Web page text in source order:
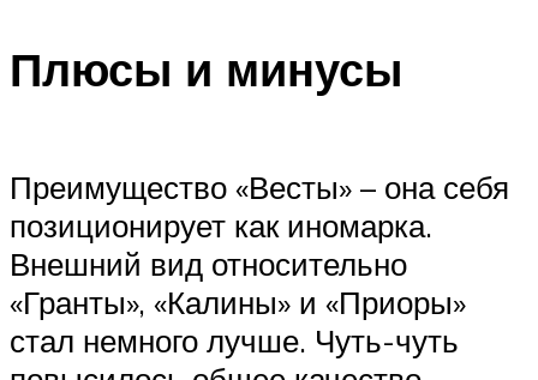
Плюсы и минусы
Преимущество «Весты» – она себя
позиционирует как иномарка.
Внешний вид относительно
«Гранты», «Калины» и «Приоры»
стал немного лучше. Чуть-чуть